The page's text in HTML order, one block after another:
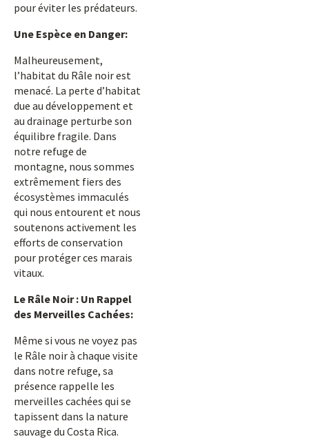
pour éviter les prédateurs.
Une Espèce en Danger:
Malheureusement,
l’habitat du Râle noir est
menacé. La perte d’habitat
due au développement et
au drainage perturbe son
équilibre fragile. Dans
notre refuge de
montagne, nous sommes
extrêmement fiers des
écosystèmes immaculés
qui nous entourent et nous
soutenons activement les
efforts de conservation
pour protéger ces marais
vitaux.
Le Râle Noir : Un Rappel
des Merveilles Cachées:
Même si vous ne voyez pas
le Râle noir à chaque visite
dans notre refuge, sa
présence rappelle les
merveilles cachées qui se
tapissent dans la nature
sauvage du Costa Rica.